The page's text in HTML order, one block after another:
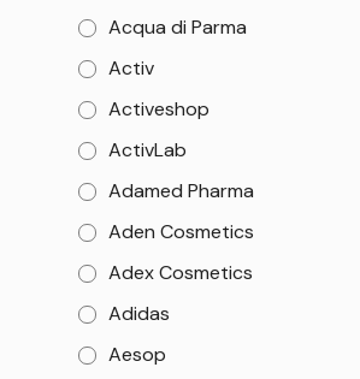
Acqua di Parma
Activ
Activeshop
ActivLab
Adamed Pharma
Aden Cosmetics
Adex Cosmetics
Adidas
Aesop